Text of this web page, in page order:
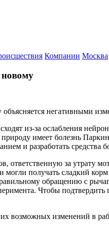
Компании Москва
новому
негативными
из-за ослабления
имеет болезнь
и разработать средства
ответственную за утрату
получать сладкий
обращению с
Чтобы
возможных изменений в